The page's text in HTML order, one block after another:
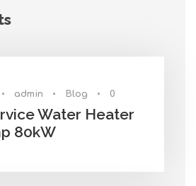
• admin • Blog • 0
Water Heater
80kW